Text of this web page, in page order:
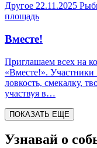
Другое 22.11.2025
площадь
Вместе!
Приглашаем всех на
«Вместе!». Участники
ловкость, смекалку,
участвуя в…
ПОКАЗАТЬ ЕЩЕ
Узнавай о